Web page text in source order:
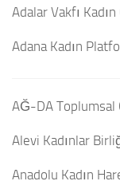
Adalar Vakfı
Adana Kadın
AĞ-DA Toplumsal
Alevi Kadınlar
Anadolu Kadın